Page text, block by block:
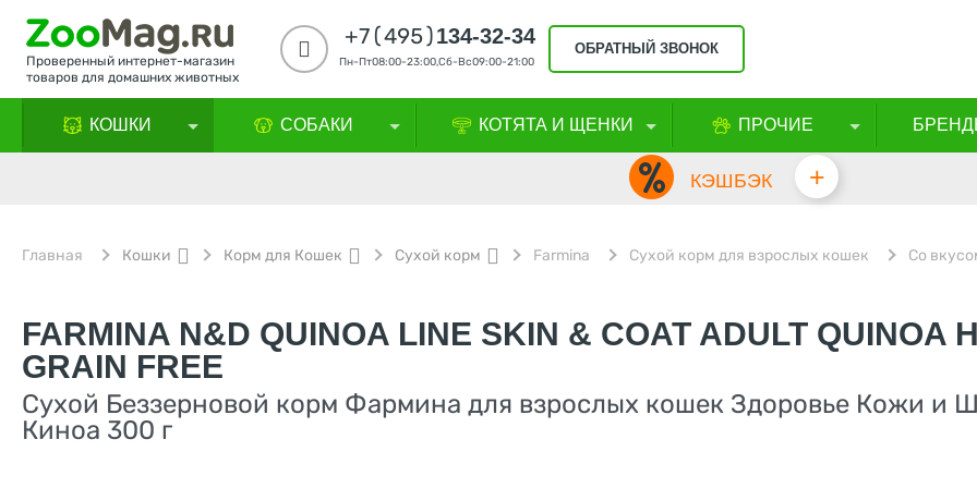
Проверенный интернет-магазин
товаров для домашних животных
+7(495)134-32-34
Пн-Пт08:00-23:00,Сб-Вс09:00-21:00
ОБРАТНЫЙ ЗВОНОК
КОШКИ СОБАКИ КОТЯТА И ЩЕНКИ ПРОЧИЕ
КЭШБЭК +
Главная Кошки Корм для Кошек Сухой корм Farmina Сухой корм для взрослых кошек Со
FARMINA N&D QUINOA LINE SKIN & COAT ADULT QUINOA
GRAIN FREE
Сухой Беззерновой корм Фармина для взрослых кошек Здоровье Кожи и
Киноа 300 г